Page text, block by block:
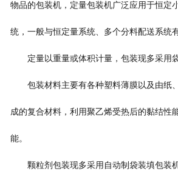
物品的包装机，定量包装机广泛应用于恒定
统，一般与恒定量系统、多个分料配送系统有
定量以重量或体积计量，包装现多采用袋
包装材料主要有各种塑料薄膜以及由纸
成的复合材料，利用聚乙烯受热后的黏结性
能。
颗粒剂包装现多采用自动制袋装填包装